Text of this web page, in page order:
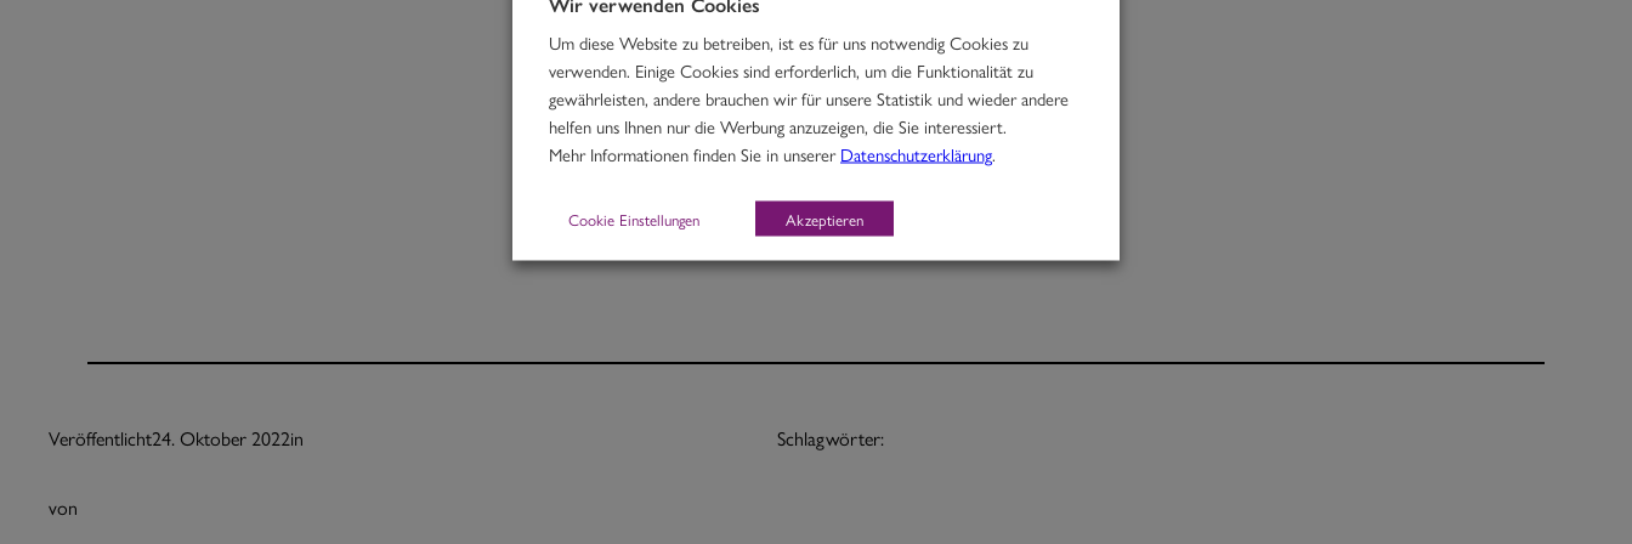
Rindfleisch in würzigem Madrascurry mit Süßkartoffeln
M, O
Portion 12,70
Veröffentlicht24. Oktober 2022in
von
Schlagwörter:
Um diese Website zu betreiben, ist es für uns notwendig Cookies zu
verwenden. Einige Cookies sind erforderlich, um die Funktionalität zu
gewährleisten, andere brauchen wir für unsere Statistik und wieder andere
helfen uns Ihnen nur die Werbung anzuzeigen, die Sie interessiert.
Mehr Informationen finden Sie in unsererDatenschutzerklärung
Cookie Einstellungen Akzeptieren